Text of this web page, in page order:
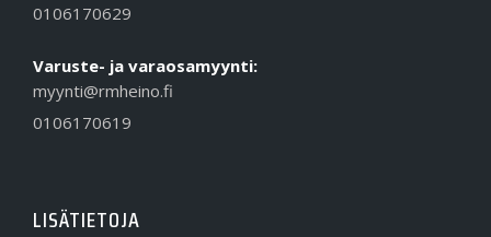
0106170629
Varuste- ja varaosamyynti:
myynti@rmheino.fi
0106170619
LISÄTIETOJA